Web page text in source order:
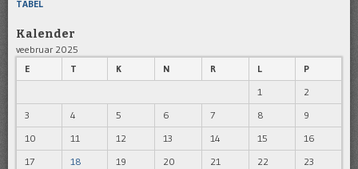
TABEL
Kalender
veebruar 2025
E
T K N R L
P
1
2
3
4 5 6 7 8
9
10
11 12 13 14 15
16
17
18 19 20 21 22
23